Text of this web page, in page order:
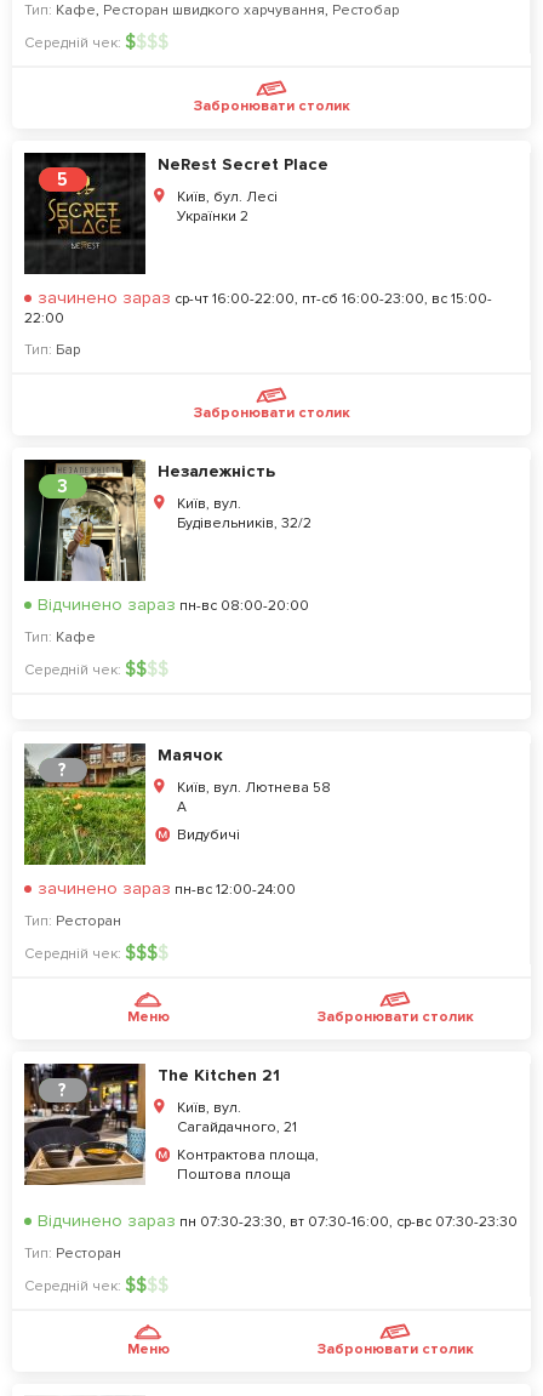
Тип: Кафе, Ресторан швидкого харчування, Рестобар
Середній чек: $$$$
Забронювати столик
5
NeRest Secret Place
Київ, бул. Лесі
Українки 2
зачинено зараз ср-чт 16:00-22:00, пт-сб 16:00-23:00, вс 15:00-
22:00
Тип: Бар
Забронювати столик
3
Незалежність
Київ, вул.
Будівельників, 32/2
Відчинено зараз пн-вс 08:00-20:00
Тип: Кафе
Середній чек: $$$$
?
Маячок
Київ, вул. Лютнева 58
А
Видубичі
зачинено зараз пн-вс 12:00-24:00
Тип: Ресторан
Середній чек: $$$$
Меню Забронювати столик
?
The Kitchen 21
Київ, вул.
Сагайдачного, 21
Контрактова площа,
Поштова площа
Відчинено зараз пн 07:30-23:30, вт 07:30-16:00, ср-вс 07:30-23:30
Тип: Ресторан
Середній чек: $$$$
Меню Забронювати столик